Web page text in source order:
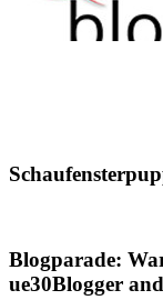
Blogparade:
ue30Blogger